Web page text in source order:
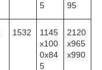
5
95
1532
1145
x100
0x84
5
2120
x965
x990